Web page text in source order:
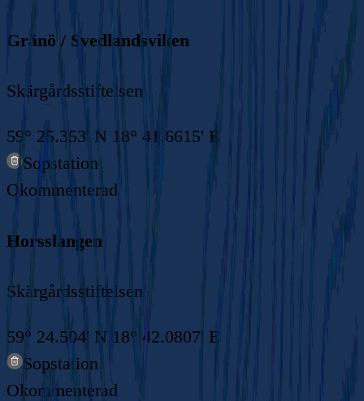
Gränö / Svedlandsviken
Skärgårdsstiftelsen
59° 25.353' N 18° 41.6615' E
Sopstation
Okommenterad
Horsslangen
Skärgårdsstiftelsen
59° 24.504' N 18° 42.0807' E
Sopstation
Okommenterad